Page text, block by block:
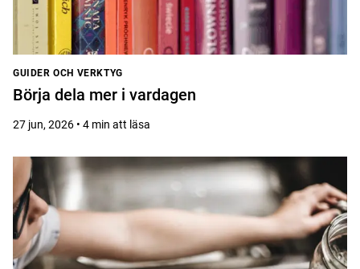
GUIDER OCH VERKTYG
Börja dela mer i vardagen
27 jun, 2026 • 4 min att läsa